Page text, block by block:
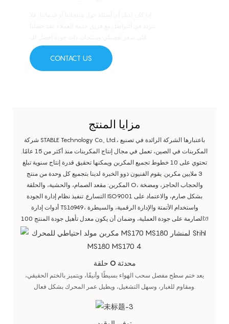
CONTACT US
مزايا المنتج
شركة STABLE Technology Co., Ltd.، باعتبارها الشركة الرائدة في تصنيع
المكربنات في الصين، تعمل في مجال إنتاج المكربنات منذ أكثر من 15 عامًا.
تحتوي على 10 خطوط تجميع المكربن ويمكنها تحقيق قدرة إنتاج سنوية تبلغ
3 ملايين مكربن. يقوم الفنيون ذوو الخبرة لدينا بتجميع كل وحدة من منتج
المكربن: مقعد الصمام، والحشية، والحلقة O، والحجاب الحاجز، ومضخة
التسارع. تنفيذ نظام إدارة الجودة ISO9001 بشكل صارم، والاعتماد على
أدوات إدارة TS16949، واستخدام الأتمتة والإدارة الرقمية، والسيطرة
الصارمة على جودة العملية، وضمان أن يكون معدل تأهيل جودة المنتج 100٪!
حلقة O محدثة
يعد ختم سطح مفصل سحب الهواء بسيطًا وأنيقًا، ويتميز بالختم الحقيقي،